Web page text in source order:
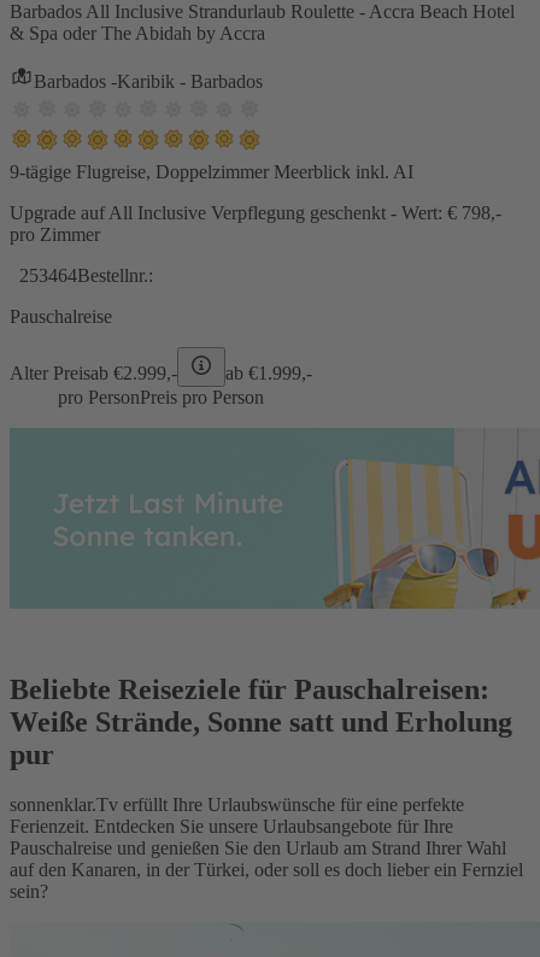
Barbados All Inclusive Strandurlaub Roulette - Accra Beach Hotel
& Spa oder The Abidah by Accra
Barbados -Karibik - Barbados
9-tägige Flugreise, Doppelzimmer Meerblick inkl. AI
Upgrade auf All Inclusive Verpflegung geschenkt - Wert: € 798,-
pro Zimmer
253464Bestellnr.:
Pauschalreise
Alter Preisab €2.999,- ab €1.999,-
pro PersonPreis pro Person
Beliebte Reiseziele für Pauschalreisen:
Weiße Strände, Sonne satt und Erholung
pur
sonnenklar.Tv erfüllt Ihre Urlaubswünsche für eine perfekte
Ferienzeit. Entdecken Sie unsere Urlaubsangebote für Ihre
Pauschalreise und genießen Sie den Urlaub am Strand Ihrer Wahl
auf den Kanaren, in der Türkei, oder soll es doch lieber ein Fernziel
sein?